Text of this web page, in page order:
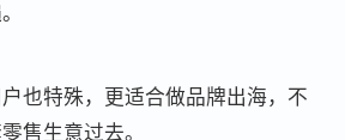
也特殊，更适合做品牌出海，不
售生意过去。